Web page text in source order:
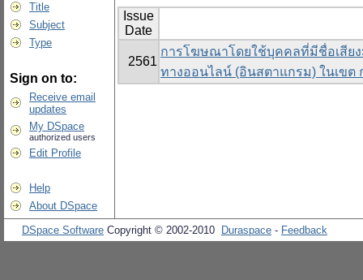
Title
Subject
Type
Sign on to:
Receive email
updates
My DSpace
authorized users
Edit Profile
Help
About DSpace
Issue
Date
2561
การโฆษณาโดยใช้บุคคลที่มีชื่อเสีย
ทางออนไลน์ (อินสตาแกรม) ในเขต
DSpace Software Copyright © 2002-2010 Duraspace - Feedback